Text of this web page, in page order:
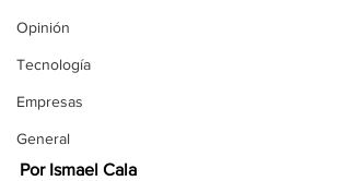
Opinión
Tecnología
Empresas
General
Por Ismael Cala